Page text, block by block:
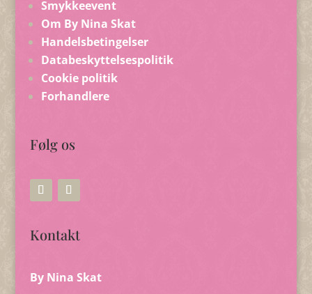
Smykkeevent
Om By Nina Skat
Handelsbetingelser
Databeskyttelsespolitik
Cookie politik
Forhandlere
Følg os
Kontakt
By Nina Skat